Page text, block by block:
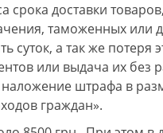
срока доставки
таможенных или
суток, а так же потеря
или выдача их без
штрафа в
граждан».